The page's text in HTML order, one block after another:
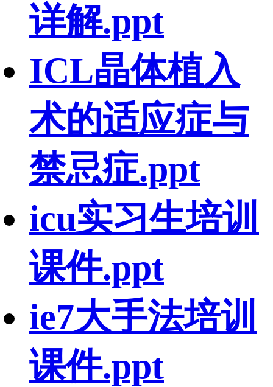
详解.ppt
ICL晶体植入
术的适应症与
禁忌症.ppt
icu实习生培训
课件.ppt
ie7大手法培训
课件.ppt